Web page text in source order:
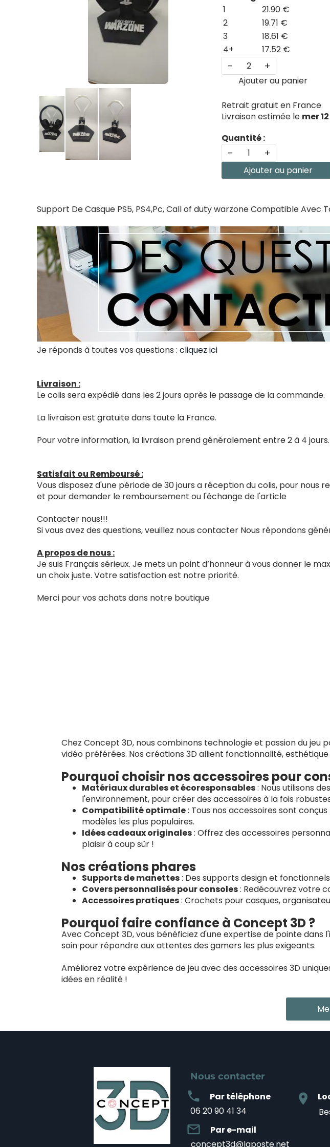
Nous contacter
mail_outline
concept3d@laposte.net
location_on
Par e-mail
06 20 90 41 34
local_phone Par téléphone
1
21.90 €
2
19.71 €
3
18.61 €
4+
17.52 €
- +
Ajouter au panier
Retrait gratuit en France
Livraison estimée le mer
Quantité :
- +
Ajouter au panier
Support De Casque PS5, PS4,Pc, Call of duty warzone Compatible Avec
Je réponds à toutes vos questions : cliquez ici
Livraison :
Le colis sera expédié dans les 2 jours après le passage de la commande.
La livraison est gratuite dans toute la France.
Pour votre information, la livraison prend généralement entre 2 à 4 jours.
Satisfait ou Remboursé :
Vous disposez d'une période de 30 jours a réception du colis, pour
et pour demander le remboursement ou l'échange de l'article
Contacter nous!!!
Si vous avez des questions, veuillez nous contacter Nous répondons
A propos de nous :
Je suis Français sérieux. Je mets un point d’honneur à vous donner le
un choix juste. Votre satisfaction est notre priorité.
Merci pour vos achats dans notre boutique
Chez Concept 3D, nous combinons technologie et passion du
vidéo préférées. Nos créations 3D allient fonctionnalité,
Pourquoi choisir nos accessoires pour
Matériaux durables et écoresponsables: Nous utilisons
l'environnement, pour créer des accessoires à la fois
Compatibilité optimale: Tous nos accessoires sont
modèles les plus populaires.
Idées cadeaux originales: Offrez des accessoires
plaisir à coup sûr !
Nos créations phares
Supports de manettes: Des supports design et
Covers personnalisés pour consoles: Redécouvrez votre
Accessoires pratiques: Crochets pour casques,
Pourquoi faire confiance à Concept 3D ?
Avec Concept 3D, vous bénéficiez d'une expertise de pointe
soin pour répondre aux attentes des gamers les plus exigeants.
Améliorez votre expérience de jeu avec des accessoires 3D
idées en réalité !